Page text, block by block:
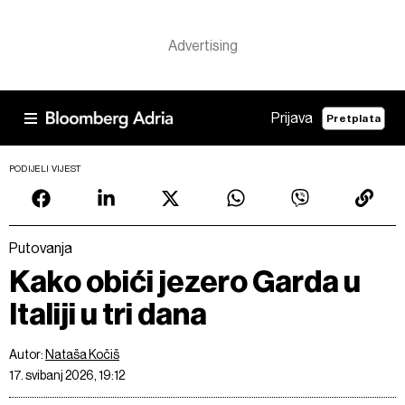
Prijava Pretplata
PODIJELI VIJEST
Putovanja
Kako obići jezero Garda u
Italiji u tri dana
Autor: Nataša Kočiš
17. svibanj 2026, 19:12